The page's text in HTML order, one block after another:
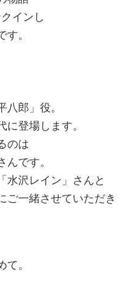
インし
。
郎」役。
登場します。
のは
です。
水沢レイン」さんと
ご一緒させていただき
。